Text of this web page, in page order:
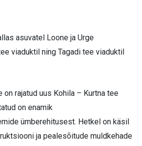
asuvatel Loone ja Urge
viaduktil ning Tagadi tee viaduktil
on rajatud uus Kohila – Kurtna tee
on enamik
ümberehitusest. Hetkel on käsil
ja pealesõitude muldkehade